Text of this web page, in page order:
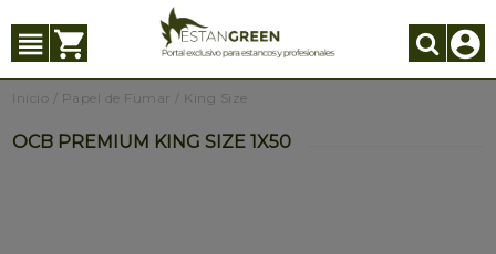
Inicio Papel de Fumar King Size
OCB PREMIUM KING SIZE 1X50